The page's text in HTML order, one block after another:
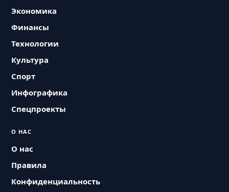
Экономика
Финансы
Технологии
Культура
Спорт
Инфографика
Спецпроекты
О НАС
О нас
Правила
Конфиденциальность